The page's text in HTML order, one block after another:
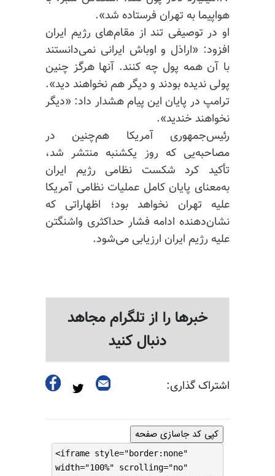
هواپیما به تهران فرستاده شد».
او در توصیفی تند از مقام‌های رژیم ایران
افزود: «اراذل و اوباش ایرانی نمی‌دانستند
با آن همه پول چه کنند. آنها هرگز چنین
پولی ندیده بودند و دیگر هم نخواهند دید».
ترامپ در پایان این پیام هشدار داد: «دیگر
نخواهند خندید».
رئیس‌جمهوری آمریکا هم‌چنین در
مصاحبه‌یی که روز یکشنبه منتشر شد،
تأکید کرد شکست نظامی رژیم ایران
به‌معنای پایان کامل عملیات نظامی آمریکا
علیه تهران نخواهد بود؛ اظهاراتی که
نشان‌دهنده ادامه فشار حداکثری واشنگتن
علیه رژیم ایران ارزیابی می‌شود.
خبرها را از تلگرام مجاهد
دنبال کنید
اشتراک گذاری:
کپی کد جاسازی صفحه
<iframe style="border:none"
width="100%" scrolling="no"